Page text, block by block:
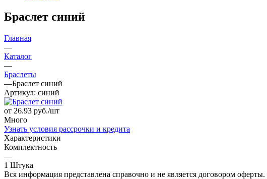
Браслет синий
Главная
—
Каталог
—
Браслеты
—Браслет синий
Артикул: синий
от 26.93 руб./шт
Много
Узнать условия рассрочки и кредита
Характеристики
Комплектность
—
1 Штука
Вся информация представлена справочно и не является договором